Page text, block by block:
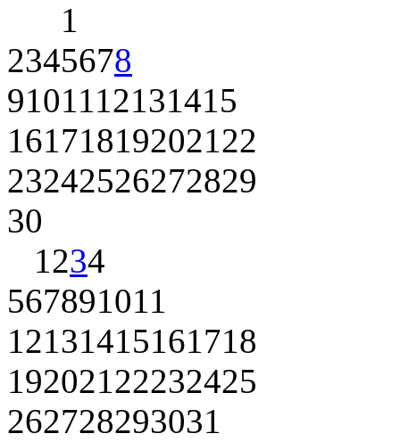
1
2345678
9101112131415
16171819202122
23242526272829
30
1234
567891011
12131415161718
19202122232425
262728293031